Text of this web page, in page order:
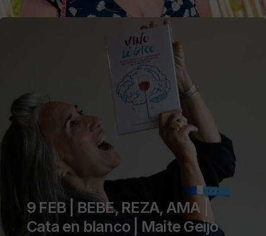
9 FEB | BEBE, REZA, AMA |
Cata en blanco | Maite Geijo